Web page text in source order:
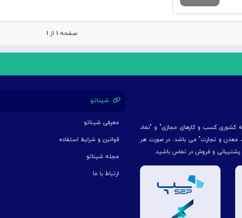
صفحه۱ از۱
کشوری کسب و کارهای مجازی" و "نماد
معدن و تجارت" می باشد. در صورت هر
پشتیبانی و فروش در تماس باشید.
شیناتو
معرفی شیناتو
قوانین و شرایط استفاده
مجله شیناتو
ارتباط با ما